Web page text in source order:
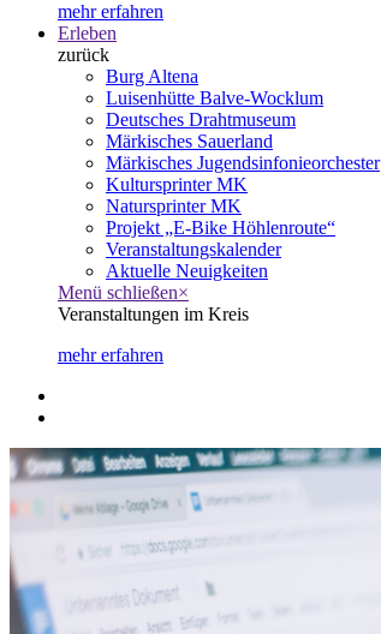
mehr erfahren
Erleben
zurück
Burg Altena
Luisenhütte Balve-Wocklum
Deutsches Drahtmuseum
Märkisches Sauerland
Märkisches Jugendsinfonieorchester
Kultursprinter MK
Natursprinter MK
Projekt „E-Bike Höhlenroute“
Veranstaltungskalender
Aktuelle Neuigkeiten
Menü schließen×
Veranstaltungen im Kreis
mehr erfahren